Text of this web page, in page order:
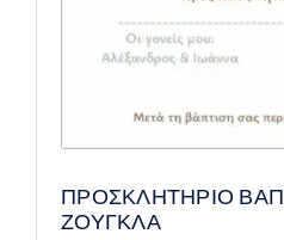
ΠΡΟΣΚΛΗΤΗΡΙΟ
ΖΟΥΓΚΛΑ